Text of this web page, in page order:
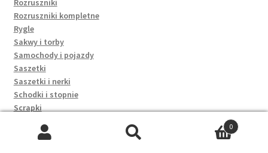
Rozruszniki
Rozruszniki kompletne
Rygle
Sakwy i torby
Samochody i pojazdy
Saszetki
Saszetki i nerki
Schodki i stopnie
Scrapki
Serwisy
0